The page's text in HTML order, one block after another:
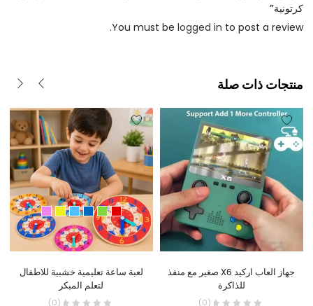
كرتونية”
You must be logged in to post a review.
منتجات ذات صلة
لعبة ساعة تعليمية خشبية للاطفال
لتعلم المبكر
(0)
جهاز العاب اركيد X6 صغير مع منفذ
للذاكرة
(0)